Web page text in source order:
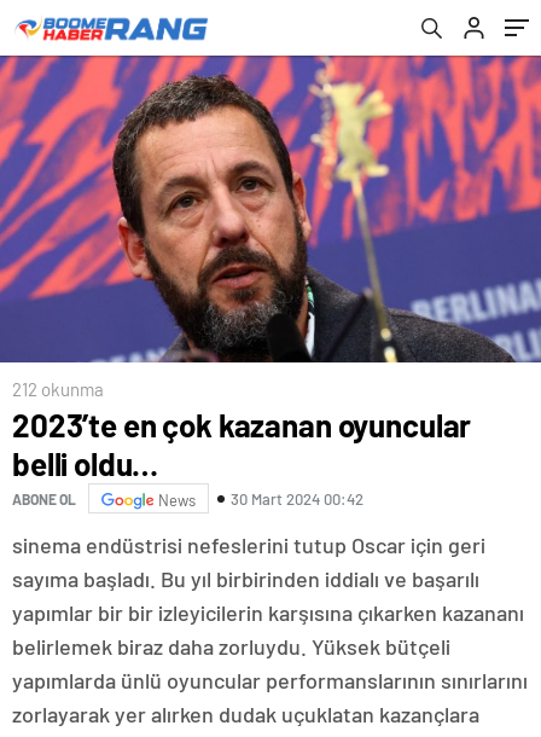
212 okunma
2023’te en çok kazanan oyuncular
belli oldu…
ABONE OL News 30 Mart 2024 00:42
sinema endüstrisi nefeslerini tutup Oscar için geri
sayıma başladı. Bu yıl birbirinden iddialı ve başarılı
yapımlar bir bir izleyicilerin karşısına çıkarken kazananı
belirlemek biraz daha zorluydu. Yüksek bütçeli
yapımlarda ünlü oyuncular performanslarının sınırlarını
zorlayarak yer alırken dudak uçuklatan kazançlara